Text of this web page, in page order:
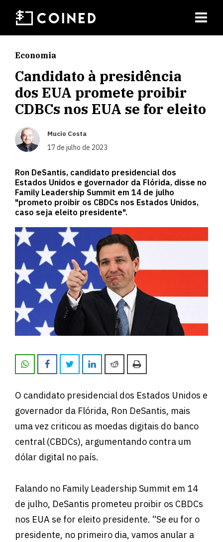
Economia
Candidato à presidência
dos EUA promete proibir
CDBCs nos EUA se for eleito
Mucio Costa
17 de julho de 2023
Ron DeSantis, candidato presidencial dos
Estados Unidos e governador da Flórida, disse no
Family Leadership Summit em 14 de julho
"prometo proibir os CBDCs nos Estados Unidos,
caso seja eleito presidente".
O candidato presidencial dos Estados Unidos e
governador da Flórida, Ron DeSantis, mais
uma vez criticou as moedas digitais do banco
central (CBDCs), argumentando contra um
dólar digital no país.
Falando no Family Leadership Summit em 14
de julho, DeSantis prometeu proibir os CBDCs
nos EUA se for eleito presidente. “Se eu for o
presidente, no primeiro dia, vamos anular a